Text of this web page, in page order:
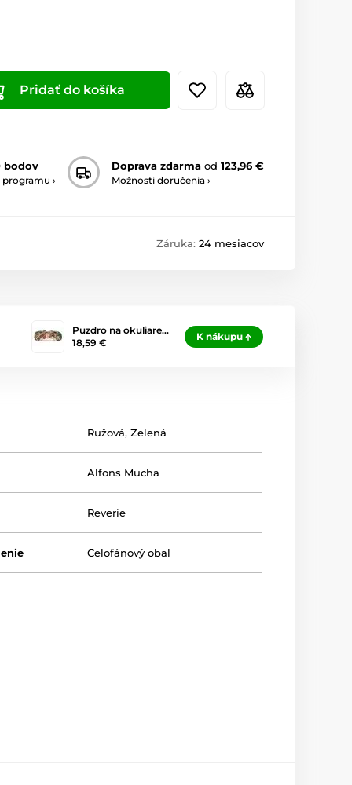
Pridať do košíka
bodov
›
Doprava zdarma od 123,96 €
Možnosti doručenia ›
Záruka: 24 mesiacov
Puzdro na okuliare…
18,59 €
K nákupu
Ružová,Zelená
Alfons Mucha
Reverie
Celofánový obal